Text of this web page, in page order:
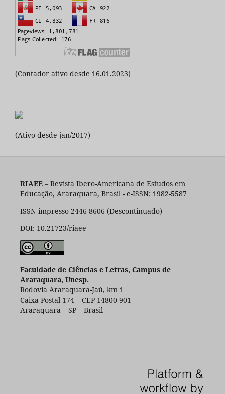
(Contador ativo desde 16.01.2023)
(Ativo desde jan/2017)
RIAEE– Revista Ibero-Americana de Estudos em
Educação, Araraquara, Brasil - e-ISSN: 1982-5587
ISSN impresso 2446-8606 (Descontinuado)
DOI: 10.21723/riaee
Faculdade de Ciências e Letras, Campus de
Araraquara, Unesp.
Rodovia Araraquara-Jaú, km 1
Caixa Postal 174 – CEP 14800-901
Araraquara – SP – Brasil